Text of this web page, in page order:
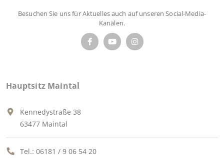
Besuchen Sie uns für Aktuelles auch auf unseren Social-Media-
Kanälen.
Hauptsitz Maintal
Kennedystraße 38
63477 Maintal
Tel.: 06181 / 9 06 54 20